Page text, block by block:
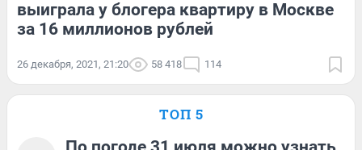
выиграла у блогера квартиру в Москве
за 16 миллионов рублей
26 декабря, 2021, 21:20 58 418 114
ТОП 5